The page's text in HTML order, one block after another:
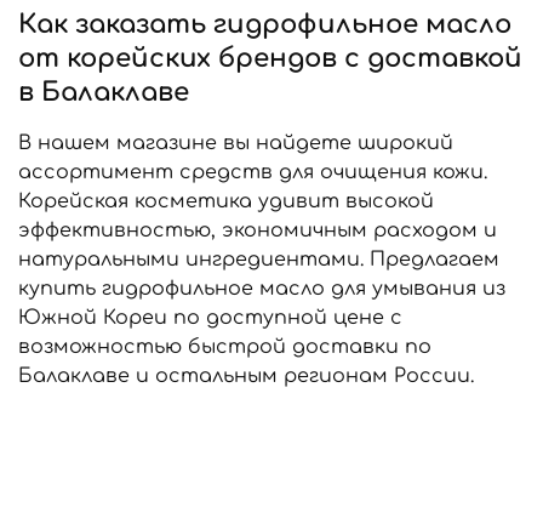
Как заказать гидрофильное масло
от корейских брендов с доставкой
в Балаклаве
В нашем магазине вы найдете широкий
ассортимент средств для очищения кожи.
Корейская косметика удивит высокой
эффективностью, экономичным расходом и
натуральными ингредиентами. Предлагаем
купить гидрофильное масло для умывания из
Южной Кореи по доступной цене с
возможностью быстрой доставки по
Балаклаве и остальным регионам России.